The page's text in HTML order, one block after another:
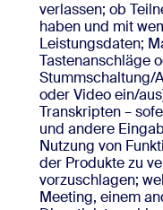
verlassen; ob
haben und mit
Leistungsdaten;
Tastenanschläge
Stummschaltung/
oder Video ein/
Transkripten –
und andere
Nutzung von
der Produkte zu
vorzuschlagen;
Meeting, einem